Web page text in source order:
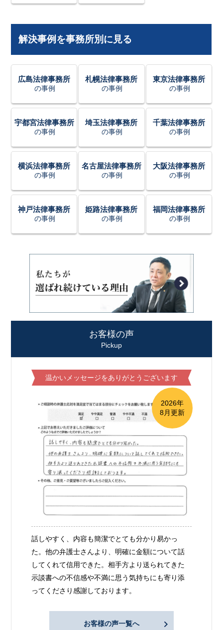
解決事例を事務所別に見る
広島法律事務所
の事例
札幌法律事務所
の事例
東京法律事務所
の事例
宇都宮法律事務所
の事例
埼玉法律事務所
の事例
千葉法律事務所
の事例
横浜法律事務所
の事例
名古屋法律事務所
の事例
大阪法律事務所
の事例
神戸法律事務所
の事例
姫路法律事務所
の事例
福岡法律事務所
の事例
お客様の声
Pickup
温かいメッセージをありがとうございます
2026年
8月更新
話しやすく、内容も簡潔でとても分かり易かっ
た。他の弁護士さんより、明確に金額について話
してくれて信用できた。相手方より送られてきた
示談書への不信感や不満に思う気持ちにも寄り添
ってくださり感謝しております。
お客様の声一覧へ